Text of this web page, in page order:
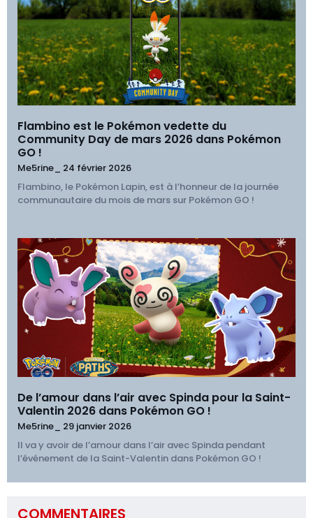
Flambino est le Pokémon vedette du
Community Day de mars 2026 dans Pokémon
GO !
Me5rine_ 24 février 2026
Flambino, le Pokémon Lapin, est à l’honneur de la journée
communautaire du mois de mars sur Pokémon GO !
De l’amour dans l’air avec Spinda pour la Saint-
Valentin 2026 dans Pokémon GO !
Me5rine_ 29 janvier 2026
Il va y avoir de l’amour dans l’air avec Spinda pendant
l’événement de la Saint-Valentin dans Pokémon GO !
COMMENTAIRES